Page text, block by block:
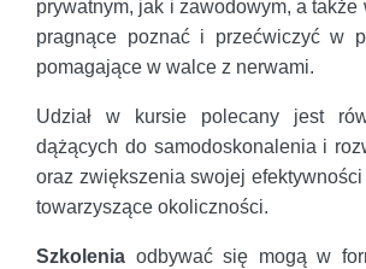
prywatnym, jak i zawodowym, a także
pragnące poznać i przećwiczyć w
pomagające w walce z nerwami.
Udział w kursie polecany jest
dążących do samodoskonalenia i
oraz zwiększenia swojej
towarzyszące okoliczności.
Szkolenia odbywać się mogą w